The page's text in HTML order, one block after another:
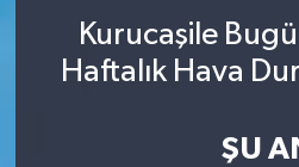
Kurucaşile
Haftalık Hava
ŞU
Ekonomi
Spor
Trafik Durumu
TFF 3.Lig 4.Grup Puan